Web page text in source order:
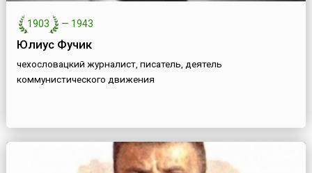
1903 — 1943
Юлиус Фучик
чехословацкий журналист, писатель, деятель
коммунистического движения